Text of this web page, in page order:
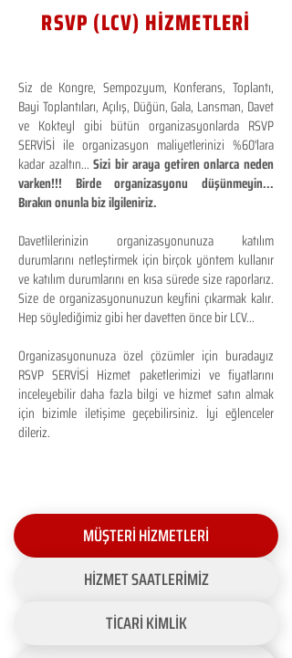
RSVP (LCV) HİZMETLERİ
Siz de Kongre, Sempozyum, Konferans, Toplantı,
Bayi Toplantıları, Açılış, Düğün, Gala, Lansman, Davet
ve Kokteyl gibi bütün organizasyonlarda RSVP
SERVİSİ ile organizasyon maliyetlerinizi %60'lara
kadar azaltın...Sizi bir araya getiren onlarca neden
varken!!! Birde organizasyonu düşünmeyin...
Bırakın onunla biz ilgileniriz.
Davetlilerinizin organizasyonunuza katılım
durumlarını netleştirmek için birçok yöntem kullanır
ve katılım durumlarını en kısa sürede size raporlarız.
Size de organizasyonunuzun keyfini çıkarmak kalır.
Hep söylediğimiz gibi her davetten önce bir LCV...
Organizasyonunuza özel çözümler için buradayız
RSVP SERVİSİ Hizmet paketlerimizi ve fiyatlarını
inceleyebilir daha fazla bilgi ve hizmet satın almak
için bizimle iletişime geçebilirsiniz. İyi eğlenceler
dileriz.
MÜŞTERİ HİZMETLERİ
HİZMET SAATLERİMİZ
TİCARİ KİMLİK